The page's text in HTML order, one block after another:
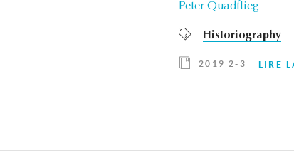
Peter Quadflieg
Historiography
2019 2-3 LIRE